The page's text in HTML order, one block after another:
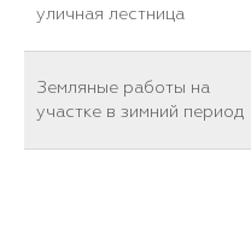
уличная лестница
Земляные работы на
участке в зимний период